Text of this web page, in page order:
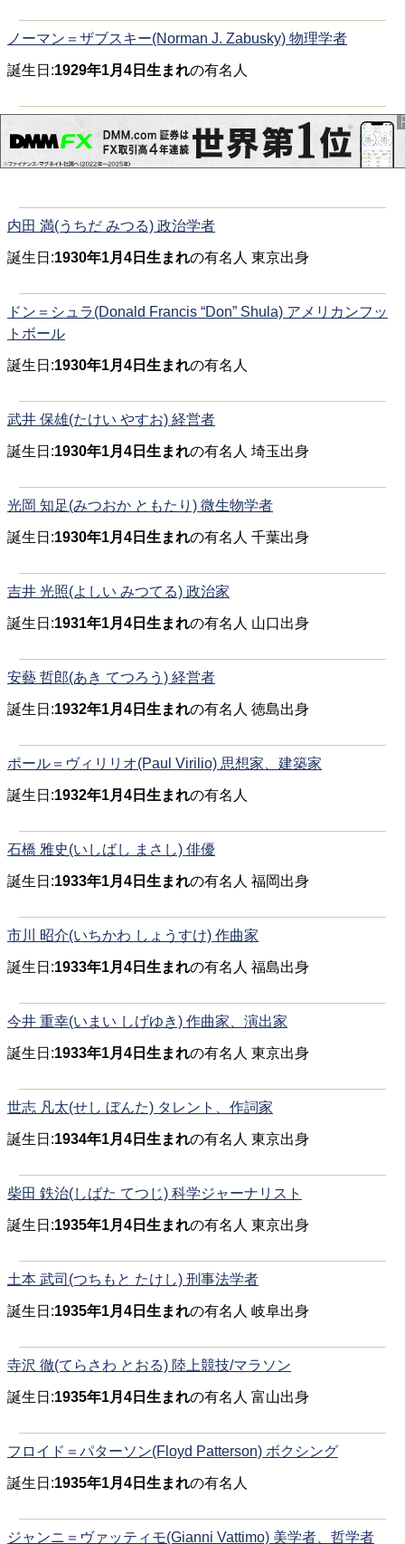
ノーマン＝ザブスキー(Norman J. Zabusky) 物理学者
誕生日:1929年1月4日生まれの有名人
内田 満(うちだ みつる) 政治学者
誕生日:1930年1月4日生まれの有名人 東京出身
ドン＝シュラ(Donald Francis “Don” Shula) アメリカンフッ
トボール
誕生日:1930年1月4日生まれの有名人
武井 保雄(たけい やすお) 経営者
誕生日:1930年1月4日生まれの有名人 埼玉出身
光岡 知足(みつおか ともたり) 微生物学者
誕生日:1930年1月4日生まれの有名人 千葉出身
吉井 光照(よしい みつてる) 政治家
誕生日:1931年1月4日生まれの有名人 山口出身
安藝 哲郎(あき てつろう) 経営者
誕生日:1932年1月4日生まれの有名人 徳島出身
ポール＝ヴィリリオ(Paul Virilio) 思想家、建築家
誕生日:1932年1月4日生まれの有名人
石橋 雅史(いしばし まさし) 俳優
誕生日:1933年1月4日生まれの有名人 福岡出身
市川 昭介(いちかわ しょうすけ) 作曲家
誕生日:1933年1月4日生まれの有名人 福島出身
今井 重幸(いまい しげゆき) 作曲家、演出家
誕生日:1933年1月4日生まれの有名人 東京出身
世志 凡太(せし ぼんた) タレント、作詞家
誕生日:1934年1月4日生まれの有名人 東京出身
柴田 鉄治(しばた てつじ) 科学ジャーナリスト
誕生日:1935年1月4日生まれの有名人 東京出身
土本 武司(つちもと たけし) 刑事法学者
誕生日:1935年1月4日生まれの有名人 岐阜出身
寺沢 徹(てらさわ とおる) 陸上競技/マラソン
誕生日:1935年1月4日生まれの有名人 富山出身
フロイド＝パターソン(Floyd Patterson) ボクシング
誕生日:1935年1月4日生まれの有名人
ジャンニ＝ヴァッティモ(Gianni Vattimo) 美学者、哲学者